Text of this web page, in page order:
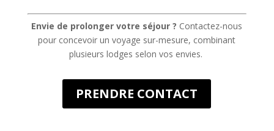
Envie de prolonger votre séjour ? Contactez-nous
pour concevoir un voyage sur-mesure, combinant
plusieurs lodges selon vos envies.
PRENDRE CONTACT